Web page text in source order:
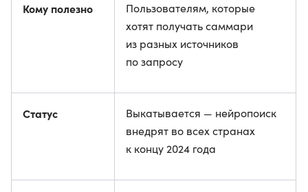
Кому полезно
Пользователям, которые
хотят получать саммари
из разных источников
по запросу
Статус
Выкатывается — нейропоиск
внедрят во всех странах
к концу 2024 года